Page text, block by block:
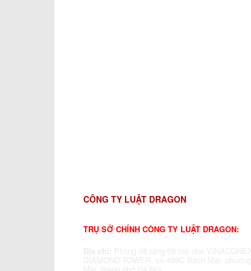
CÔNG TY LUẬT DRAGON
TRỤ SỞ CHÍNH CÔNG TY LUẬT DRAGON: